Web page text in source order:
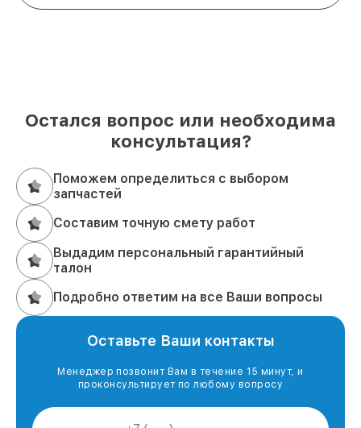
Остался вопрос или необходима
консультация?
Поможем определиться с выбором
запчастей
Составим точную смету работ
Выдадим персональный гарантийный
талон
Подробно ответим на все Ваши вопросы
Оставьте Ваши контакты
Менеджер позвонит Вам в течение 15 минут, и
проконсультирует по любому вопросу